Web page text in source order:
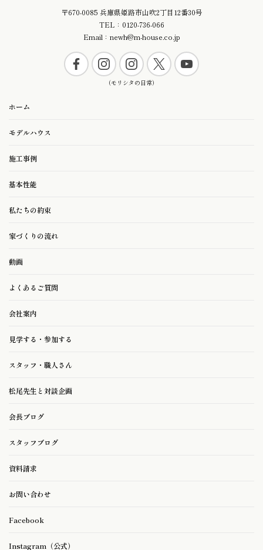
〒670-0085 兵庫県姫路市山吹2丁目12番30号
TEL：0120-736-066
Email：newh@m-house.co.jp
ホーム
モデルハウス
施工事例
基本性能
私たちの約束
家づくりの流れ
動画
よくあるご質問
会社案内
見学する・参加する
スタッフ・職人さん
松尾先生と対談企画
会長ブログ
スタッフブログ
資料請求
お問い合わせ
Facebook
Instagram（公式）